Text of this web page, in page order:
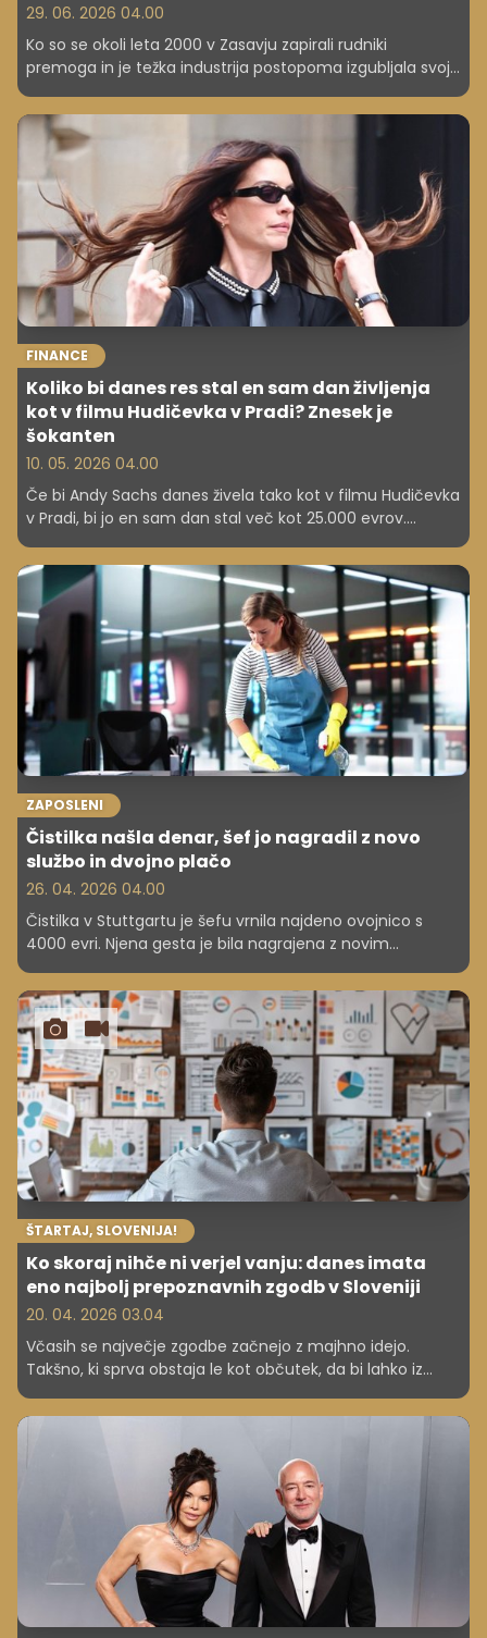
29. 06. 2026 04.00
Ko so se okoli leta 2000 v Zasavju zapirali rudniki
premoga in je težka industrija postopoma izgubljala svoj
pomen, je regija ostala brez svojega dolgoletnega
gospodarskega središča. V času negotovosti in iskanja
novih razvojnih poti si je le malokdo predstavljal, da bo
prav ena tamkajšnjih srednjih šol čez nekaj let postala del
svetovne izobraževalne elite. A prav to se je zgodilo.
FINANCE
Koliko bi danes res stal en sam dan življenja
kot v filmu Hudičevka v Pradi? Znesek je
šokanten
10. 05. 2026 04.00
Če bi Andy Sachs danes živela tako kot v filmu Hudičevka
v Pradi, bi jo en sam dan stal več kot 25.000 evrov.
skoraj nemogoče.
ZAPOSLENI
Čistilka našla denar, šef jo nagradil z novo
službo in dvojno plačo
26. 04. 2026 04.00
Čistilka v Stuttgartu je šefu vrnila najdeno ovojnico s
4000 evri. Njena gesta je bila nagrajena z novim
ŠTARTAJ, SLOVENIJA!
Ko skoraj nihče ni verjel vanju: danes imata
eno najbolj prepoznavnih zgodb v Sloveniji
20. 04. 2026 03.04
Včasih se največje zgodbe začnejo z majhno idejo.
Takšno, ki sprva obstaja le kot občutek, da bi lahko iz
znamke HUDO DOBRO je prav takšna. Z Mojco Makovec
od prvih negotovih korakov do trenutka, ko danes stojita
kot samozavestna podjetnika z jasno vizijo, vrednotami
in skupnostjo, ki jima zaupa.